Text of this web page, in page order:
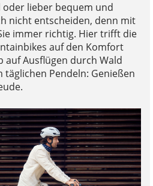
lieber bequem und
nicht entscheiden, denn mit
immer richtig. Hier trifft die
auf den Komfort
auf Ausflügen durch Wald
täglichen Pendeln: Genießen